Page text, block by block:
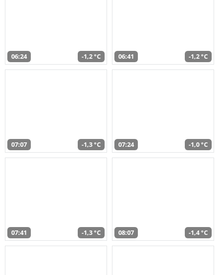
06:24 -1,2 °C 06:41 -1,2 °C
07:07 -1,3 °C 07:24 -1,0 °C
07:41 -1,3 °C 08:07 -1,4 °C